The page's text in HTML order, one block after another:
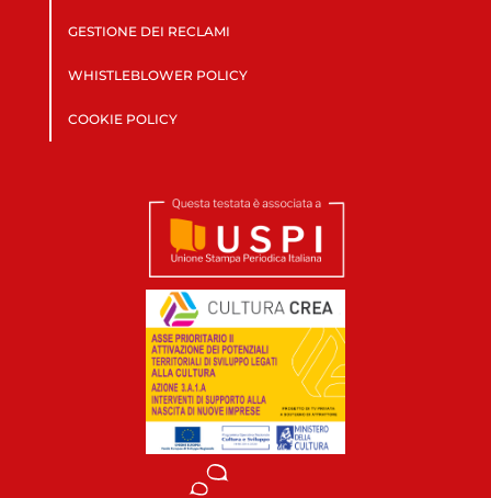
GESTIONE DEI RECLAMI
WHISTLEBLOWER POLICY
COOKIE POLICY